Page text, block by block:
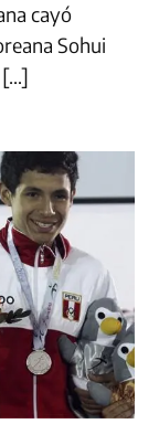
cayó
Sohui
[…]